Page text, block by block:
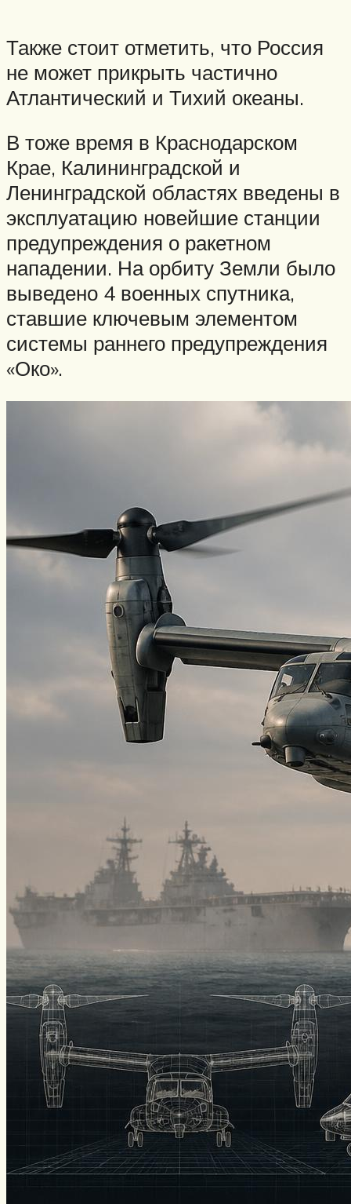
Также стоит отметить, что Россия
не может прикрыть частично
Атлантический и Тихий океаны.
В тоже время в Краснодарском
Крае, Калининградской и
Ленинградской областях введены в
эксплуатацию новейшие станции
предупреждения о ракетном
нападении. На орбиту Земли было
выведено 4 военных спутника,
ставшие ключевым элементом
системы раннего предупреждения
«Око».